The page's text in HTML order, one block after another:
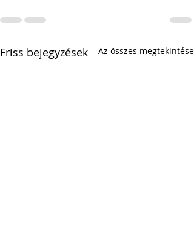
Friss bejegyzések Az összes megtekintése